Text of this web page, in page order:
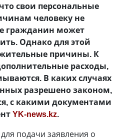
свои персональные
человеку не
гражданин может
Однако для этой
причины. К
расходы,
В каких случаях
разрешено законом,
с какими документами
YK-news.kz.
подачи заявления о